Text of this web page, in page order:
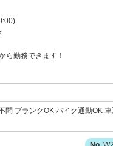
ら勤務できます！
問 ブランクOK バイク通勤OK